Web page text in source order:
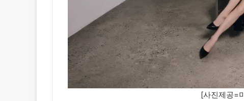
[사진제공=